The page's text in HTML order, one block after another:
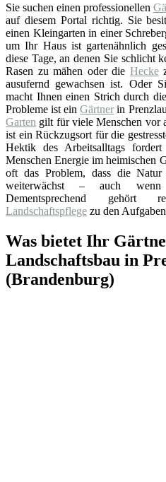
Sie suchen einen professionellen
auf diesem Portal richtig. Sie
einen Kleingarten in einer
um Ihr Haus ist gartenähnlich
diese Tage, an denen Sie schlicht
Rasen zu mähen oder die Hecke
ausufernd gewachsen ist. Oder
macht Ihnen einen Strich durch
Probleme ist einGärtner in
Garten gilt für viele Menschen vor
ist ein Rückzugsort für die
Hektik des Arbeitsalltags
Menschen Energie im heimischen
oft das Problem, dass die Natur
weiterwächst – auch wenn
Dementsprechend gehört
Landschaftspflege zu den
Was bietet Ihr
Landschaftsbau in
(Brandenburg)